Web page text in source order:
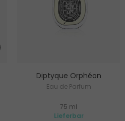
Diptyque Orphéon
Eau de Parfum
75 ml
Lieferbar